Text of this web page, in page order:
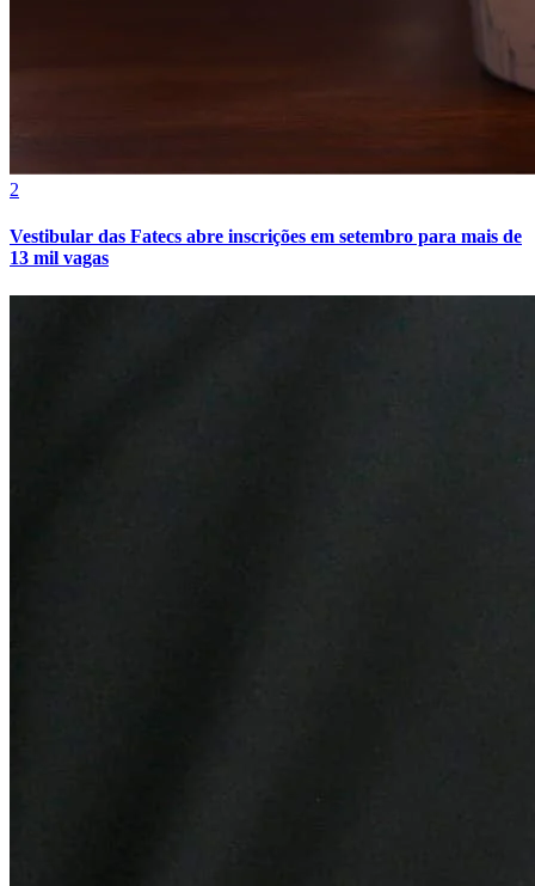
2
Vestibular das Fatecs abre inscrições em setembro para mais de
13 mil vagas